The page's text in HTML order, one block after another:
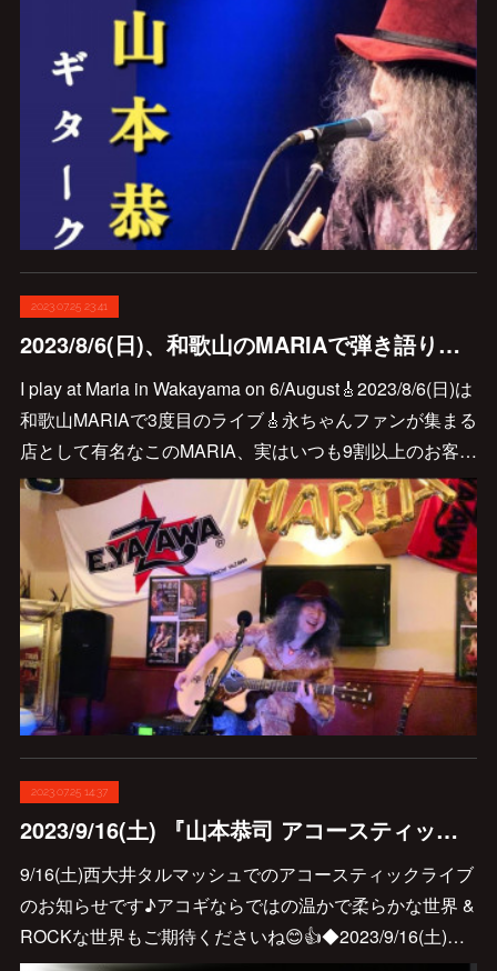
2023.07.25 23:41
2023/8/6(日)、和歌山のMARIAで弾き語り弾きまくりギター三昧やりますよ〜🎸
I play at Maria in Wakayama on 6/August🎸2023/8/6(日)は
和歌山MARIAで3度目のライブ🎸永ちゃんファンが集まる
店として有名なこのMARIA、実はいつも9割以上のお客…
2023.07.25 14:37
2023/9/16(土) 『山本恭司 アコースティック弾き語り・弾きまくりギター三昧 at TARUMASYU』決定しました♪
9/16(土)西大井タルマッシュでのアコースティックライブ
のお知らせです♪アコギならではの温かで柔らかな世界 &
ROCKな世界もご期待くださいね😊👍◆2023/9/16(土)…